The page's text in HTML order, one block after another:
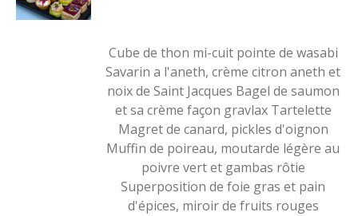
Cube de thon mi-cuit pointe de wasabi
Savarin a l'aneth, crème citron aneth et
noix de Saint Jacques Bagel de saumon
et sa crème façon gravlax Tartelette
Magret de canard, pickles d'oignon
Muffin de poireau, moutarde légère au
poivre vert et gambas rôtie
Superposition de foie gras et pain
d'épices, miroir de fruits rouges